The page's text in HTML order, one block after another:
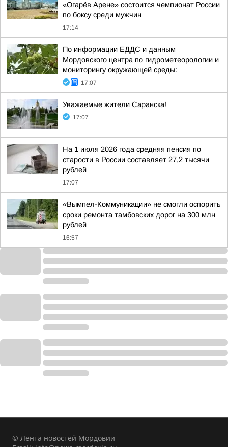
«Огарёв Арене» состоится чемпионат России
по боксу среди мужчин
17:14
По информации ЕДДС и данным
Мордовского центра по гидрометеорологии и
мониторингу окружающей среды:
17:07
Уважаемые жители Саранска!
17:07
На 1 июля 2026 года средняя пенсия по
старости в России составляет 27,2 тысячи
рублей
17:07
«Вымпел-Коммуникации» не смогли оспорить
сроки ремонта тамбовских дорог на 300 млн
рублей
16:57
© Лента новостей Мордовии